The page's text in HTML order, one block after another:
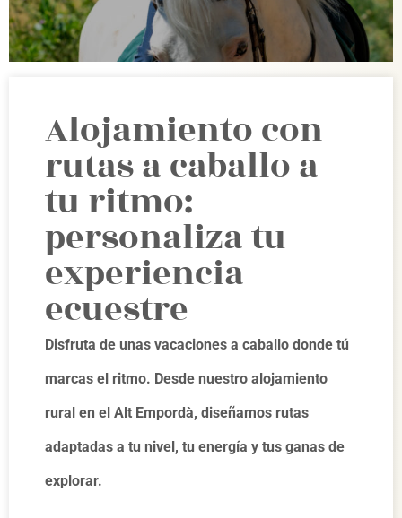
Alojamiento con
rutas a caballo a
tu ritmo:
personaliza tu
experiencia
ecuestre
Disfruta de unas vacaciones a caballo donde tú
marcas el ritmo. Desde nuestro alojamiento
rural en el Alt Empordà, diseñamos rutas
adaptadas a tu nivel, tu energía y tus ganas de
explorar.